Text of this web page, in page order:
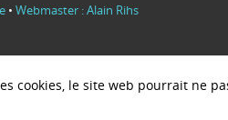
• Webmaster : Alain Rihs
cookies, le site web pourrait ne